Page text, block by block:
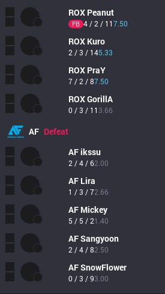
ROX Peanut
FB 4 / 2 / 117.50
ROX Kuro
2 / 3 / 145.33
ROX PraY
7 / 2 / 87.50
ROXGorillA
0 / 3 / 11 3.66
AF Defeat
AFikssu
2 / 4 / 62.00
AF Lira
1 / 3 / 72.66
AF Mickey
5 / 5 / 21.40
AFSangyoon
2 / 4 / 82.50
AFSnowFlower
0 / 3 / 93.00